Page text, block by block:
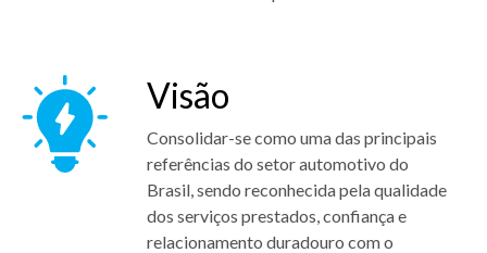
Visão
Consolidar-se como uma das principais
referências do setor automotivo do
Brasil, sendo reconhecida pela qualidade
dos serviços prestados, confiança e
relacionamento duradouro com o